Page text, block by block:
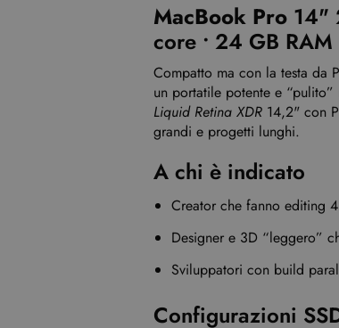
MacBook Pro 14"
core • 24 GB RAM
Compatto ma con la testa da
un portatile potente e
Liquid Retina XDR 14,2" con
grandi e progetti lunghi.
A chi è indicato
Creator che fanno editing
Designer e 3D “leggero”
Sviluppatori con build
Configurazioni